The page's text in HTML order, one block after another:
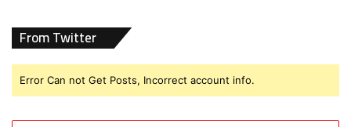
From Twitter
Error Can not Get Posts, Incorrect account info.